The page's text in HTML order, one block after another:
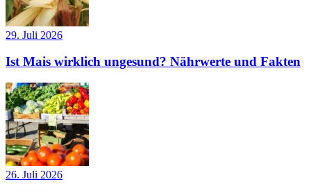
29. Juli 2026
Ist Mais wirklich ungesund? Nährwerte und Fakten
26. Juli 2026